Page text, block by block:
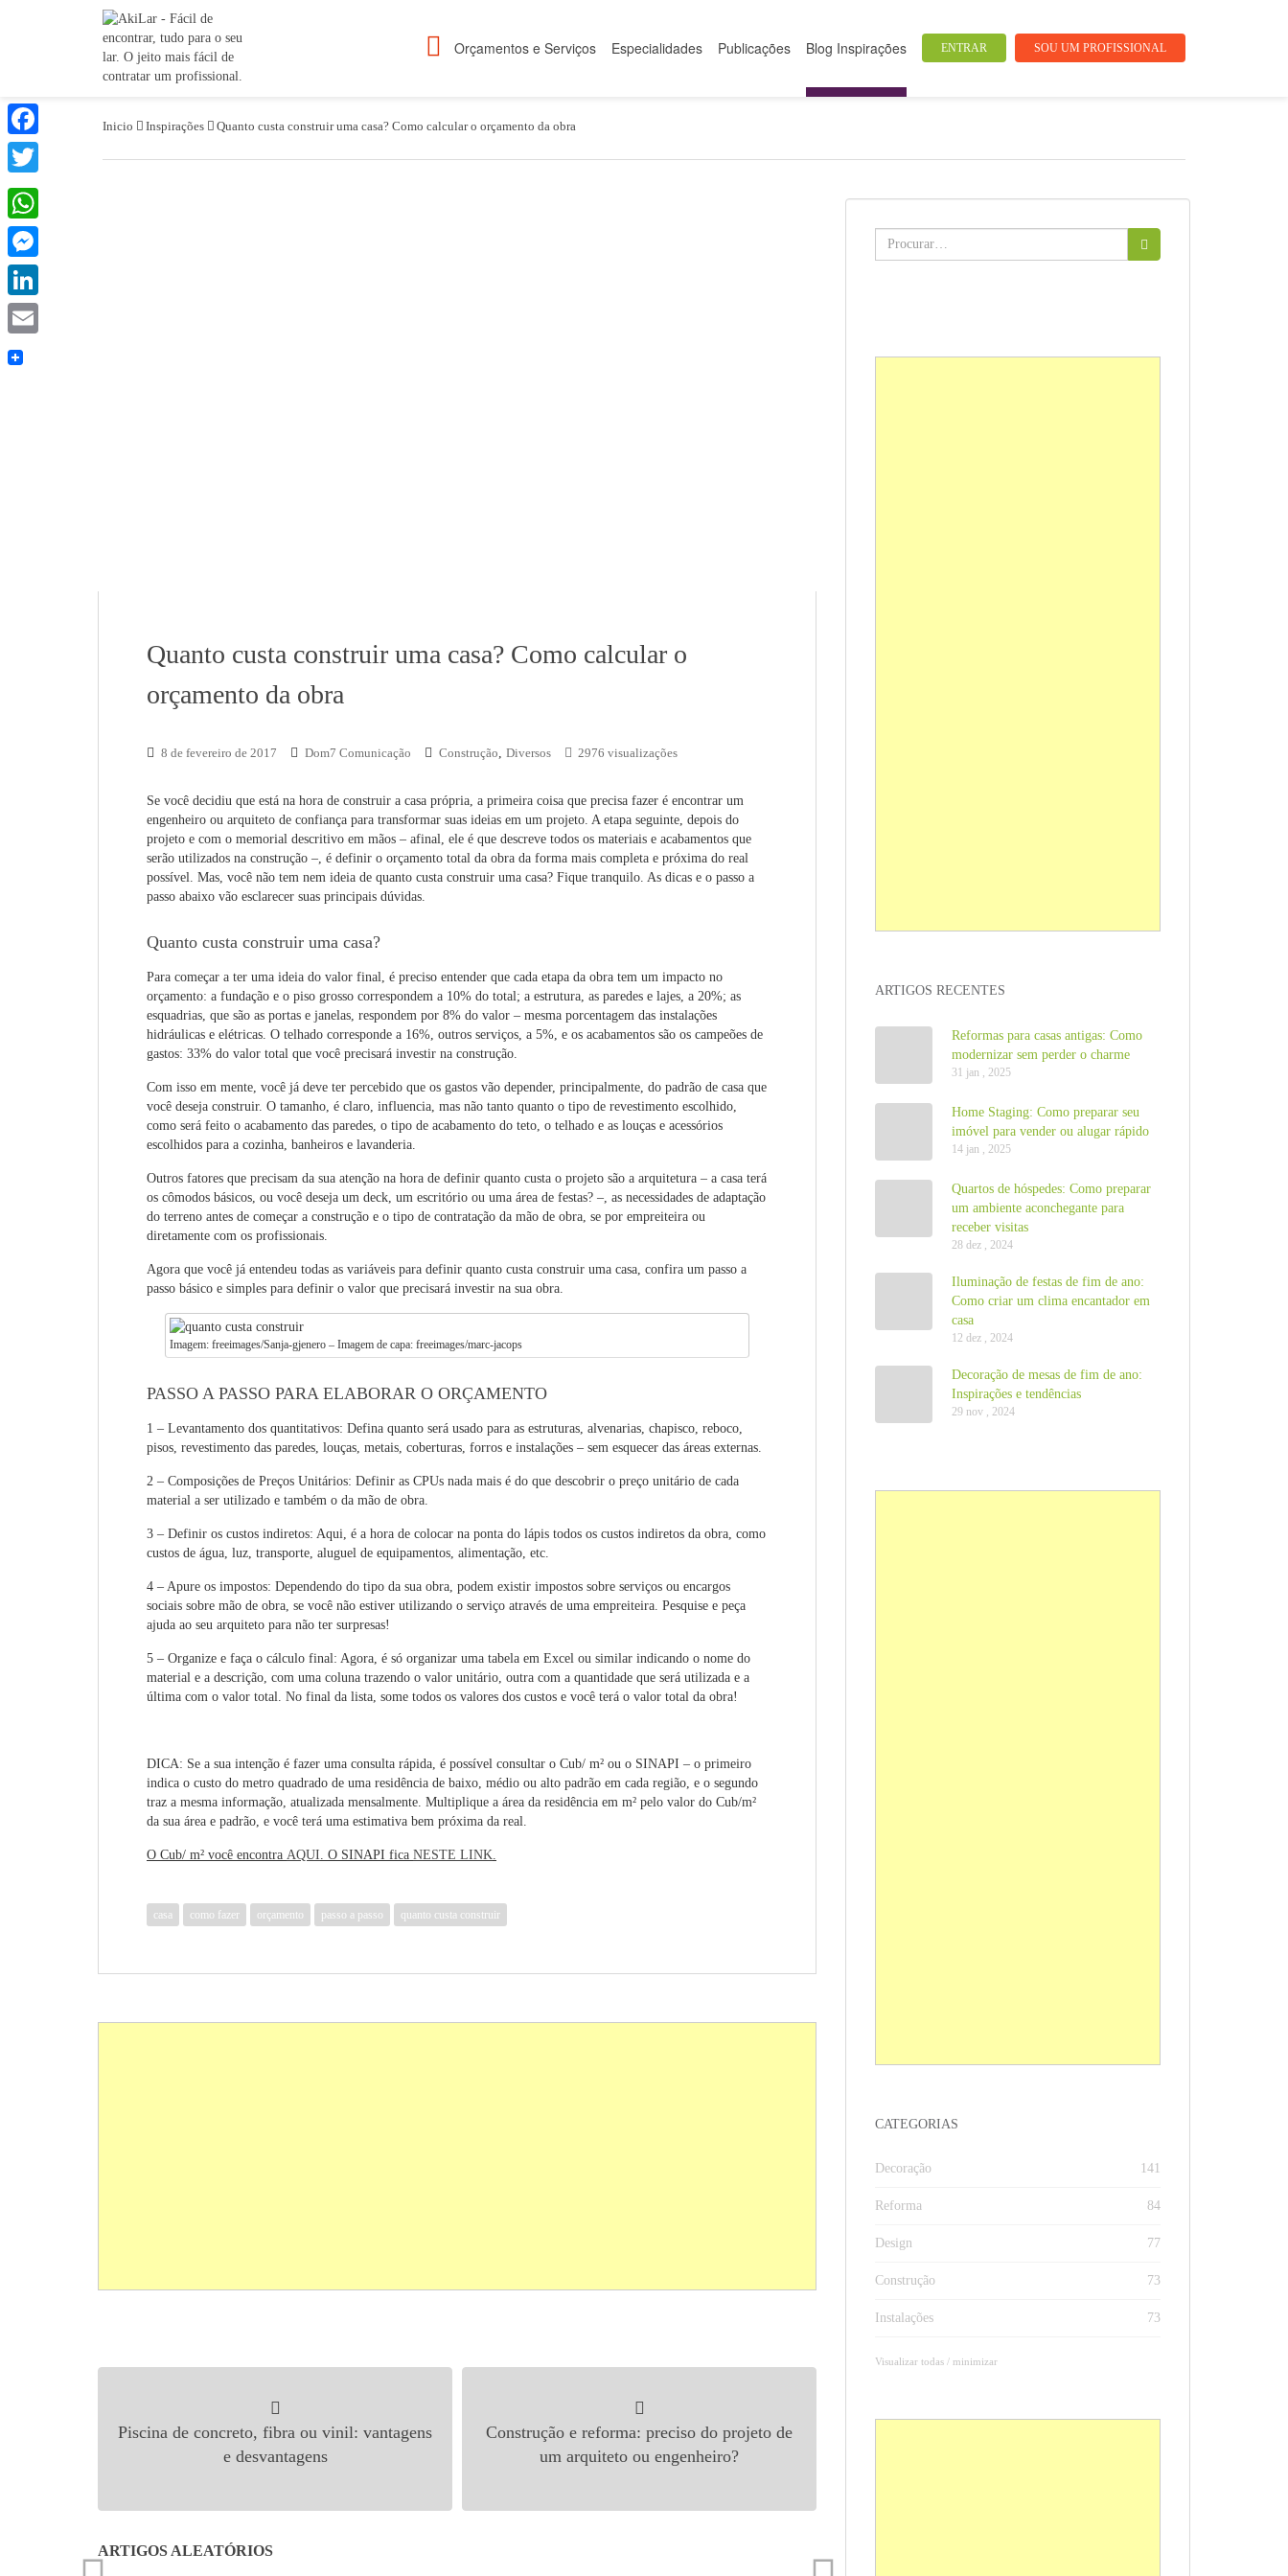
ENTRAR SOU UM PROFISSIONAL
Orçamentos e Serviços Especialidades Publicações Blog Inspirações
Inicio Inspirações Quanto custa construir uma casa? Como calcular o orçamento da obra
Quanto custa construir uma casa? Como calcular o
orçamento da obra
8 de fevereiro de 2017 Dom7 Comunicação Construção, Diversos 2976 visualizações
Se você decidiu que está na hora de construir a casa própria, a primeira coisa que precisa fazer é encontrar um
engenheiro ou arquiteto de confiança para transformar suas ideias em um projeto. A etapa seguinte, depois do
projeto e com o memorial descritivo em mãos – afinal, ele é que descreve todos os materiais e acabamentos que
serão utilizados na construção –, é definir o orçamento total da obra da forma mais completa e próxima do real
possível. Mas, você não tem nem ideia de quanto custa construir uma casa? Fique tranquilo. As dicas e o passo a
passo abaixo vão esclarecer suas principais dúvidas.
Quanto custa construir uma casa?
Para começar a ter uma ideia do valor final, é preciso entender que cada etapa da obra tem um impacto no
orçamento: a fundação e o piso grosso correspondem a 10% do total; a estrutura, as paredes e lajes, a 20%; as
esquadrias, que são as portas e janelas, respondem por 8% do valor – mesma porcentagem das instalações
hidráulicas e elétricas. O telhado corresponde a 16%, outros serviços, a 5%, e os acabamentos são os campeões de
gastos: 33% do valor total que você precisará investir na construção.
Com isso em mente, você já deve ter percebido que os gastos vão depender, principalmente, do padrão de casa que
você deseja construir. O tamanho, é claro, influencia, mas não tanto quanto o tipo de revestimento escolhido,
como será feito o acabamento das paredes, o tipo de acabamento do teto, o telhado e as louças e acessórios
escolhidos para a cozinha, banheiros e lavanderia.
Outros fatores que precisam da sua atenção na hora de definir quanto custa o projeto são a arquitetura – a casa terá
os cômodos básicos, ou você deseja um deck, um escritório ou uma área de festas? –, as necessidades de adaptação
do terreno antes de começar a construção e o tipo de contratação da mão de obra, se por empreiteira ou
diretamente com os profissionais.
Agora que você já entendeu todas as variáveis para definir quanto custa construir uma casa, confira um passo a
passo básico e simples para definir o valor que precisará investir na sua obra.
Imagem: freeimages/Sanja-gjenero – Imagem de capa: freeimages/marc-jacops
PASSO A PASSO PARA ELABORAR O ORÇAMENTO
1 – Levantamento dos quantitativos: Defina quanto será usado para as estruturas, alvenarias, chapisco, reboco,
pisos, revestimento das paredes, louças, metais, coberturas, forros e instalações – sem esquecer das áreas externas.
2 – Composições de Preços Unitários: Definir as CPUs nada mais é do que descobrir o preço unitário de cada
material a ser utilizado e também o da mão de obra.
3 – Definir os custos indiretos: Aqui, é a hora de colocar na ponta do lápis todos os custos indiretos da obra, como
custos de água, luz, transporte, aluguel de equipamentos, alimentação, etc.
4 – Apure os impostos: Dependendo do tipo da sua obra, podem existir impostos sobre serviços ou encargos
sociais sobre mão de obra, se você não estiver utilizando o serviço através de uma empreiteira. Pesquise e peça
ajuda ao seu arquiteto para não ter surpresas!
5 – Organize e faça o cálculo final: Agora, é só organizar uma tabela em Excel ou similar indicando o nome do
material e a descrição, com uma coluna trazendo o valor unitário, outra com a quantidade que será utilizada e a
última com o valor total. No final da lista, some todos os valores dos custos e você terá o valor total da obra!
DICA: Se a sua intenção é fazer uma consulta rápida, é possível consultar o Cub/ m² ou o SINAPI – o primeiro
indica o custo do metro quadrado de uma residência de baixo, médio ou alto padrão em cada região, e o segundo
traz a mesma informação, atualizada mensalmente. Multiplique a área da residência em m² pelo valor do Cub/m²
da sua área e padrão, e você terá uma estimativa bem próxima da real.
O Cub/ m² você encontra AQUI. O SINAPI fica NESTE LINK.
casa como fazer orçamento passo a passo quanto custa construir
Piscina de concreto, fibra ou vinil: vantagens
e desvantagens
Construção e reforma: preciso do projeto de
um arquiteto ou engenheiro?
ARTIGOS ALEATÓRIOS
Buscar:
ARTIGOS RECENTES
Reformas para casas antigas: Como
modernizar sem perder o charme
31 jan , 2025
Home Staging: Como preparar seu
imóvel para vender ou alugar rápido
14 jan , 2025
Quartos de hóspedes: Como preparar
um ambiente aconchegante para
receber visitas
28 dez , 2024
Iluminação de festas de fim de ano:
Como criar um clima encantador em
casa
12 dez , 2024
Decoração de mesas de fim de ano:
Inspirações e tendências
29 nov , 2024
CATEGORIAS
Decoração 141
Reforma 84
Design 77
Construção 73
Instalações 73
Visualizar todas / minimizar
Facebook
Twitter
WhatsApp
Messenger
LinkedIn
Email